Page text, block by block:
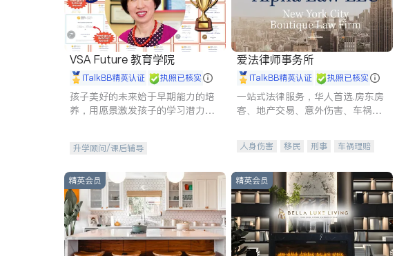
VSA Future 教育学院
iTalkBB精英认证 执照已核实
孩子美好的未来始于早期能力的培
养，用愿景激发孩子的学习潜力和
升学顾问/课后辅导
爱法律师事务所
iTalkBB精英认证 执照已核实
一站式法律服务，华人首选.房东房
客、地产交易、意外伤害、车祸重
人身伤害 移民 刑事
车祸理赔
商标注册
索赔 律师-其它 保释
精英会员 精英会员